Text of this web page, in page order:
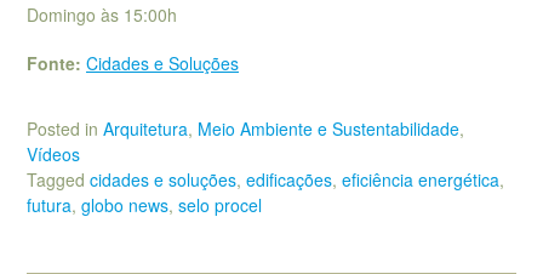
Domingo às 15:00h
Fonte: Cidades e Soluções
Posted in Arquitetura, Meio Ambiente e Sustentabilidade,
Vídeos
Tagged cidades e soluções, edificações, eficiência energética,
futura, globo news, selo procel